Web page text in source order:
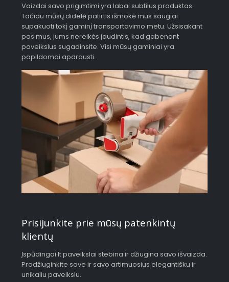
Vaizdai savo prigimtimi yra labai subtilus produktas.
Tačiau mūsų didelė patirtis išmokė mus saugiai
supakuoti tokį gaminį transportavimo metu. Užsisakant
pas mus, jums nereikės jaudintis, kad gabenant
paveikslus sugadinsite. Visi mūsų gaminiai yra
papildomai apdrausti.
Prisijunkite prie mūsų patenkintų
klientų
Įspūdingai.lt paveikslai stebina ir džiugina savo išvaizda.
Pradžiuginkite save ir savo artimuosius elegantišku ir
unikaliu paveikslu.